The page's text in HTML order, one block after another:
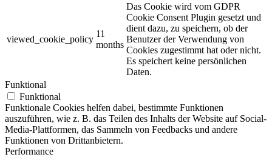
viewed_cookie_policy
11
months
Das Cookie wird vom GDPR
Cookie Consent Plugin gesetzt und
dient dazu, zu speichern, ob der
Benutzer der Verwendung von
Cookies zugestimmt hat oder nicht.
Es speichert keine persönlichen
Daten.
Funktional
Funktional
Funktionale Cookies helfen dabei, bestimmte Funktionen
auszuführen, wie z. B. das Teilen des Inhalts der Website auf Social-
Media-Plattformen, das Sammeln von Feedbacks und andere
Funktionen von Drittanbietern.
Performance